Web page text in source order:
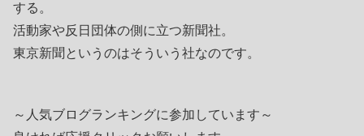
する。
活動家や反日団体の側に立つ新聞社。
東京新聞というのはそういう社なのです。
～人気ブログランキングに参加しています～